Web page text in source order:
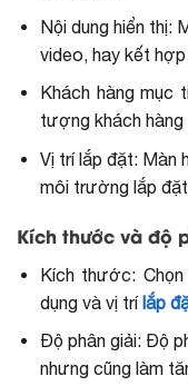
Nội dung hiển thị:
video, hay kết
Khách hàng mục
tượng khách hàng
Vị trí lắp đặt: Màn
môi trường lắp
Kích thước và độ
Kích thước:
dụng và vị trílắp
Độ phân giải: Độ
nhưng cũng làm